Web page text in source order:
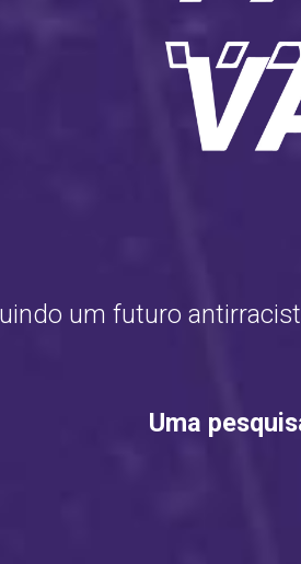
um futuro
Uma